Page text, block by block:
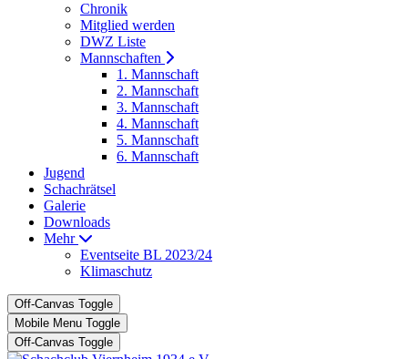
Chronik
Mitglied werden
DWZ Liste
Mannschaften
1. Mannschaft
2. Mannschaft
3. Mannschaft
4. Mannschaft
5. Mannschaft
6. Mannschaft
Jugend
Schachrätsel
Galerie
Downloads
Mehr
Eventseite BL 2023/24
Klimaschutz
Off-Canvas Toggle
Mobile Menu Toggle
Off-Canvas Toggle